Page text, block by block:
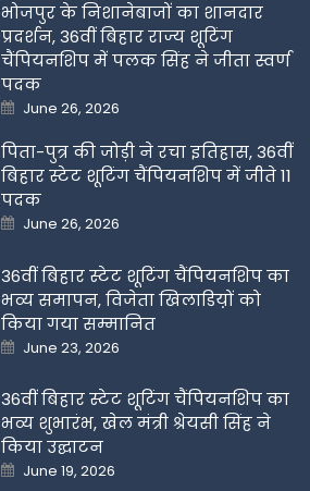
भोजपुर के निशानेबाजों का शानदार
प्रदर्शन, 36वीं बिहार राज्य शूटिंग
चैंपियनशिप में पलक सिंह ने जीता स्वर्ण
पदक
Posted
on
June 26, 2026
पिता-पुत्र की जोड़ी ने रचा इतिहास, 36वीं
बिहार स्टेट शूटिंग चैंपियनशिप में जीते 11
पदक
Posted
on
June 26, 2026
36वीं बिहार स्टेट शूटिंग चैंपियनशिप का
भव्य समापन, विजेता खिलाडिय़ों को
किया गया सम्मानित
Posted
on
June 23, 2026
36वीं बिहार स्टेट शूटिंग चैंपियनशिप का
भव्य शुभारंभ, खेल मंत्री श्रेयसी सिंह ने
किया उद्घाटन
Posted
on
June 19, 2026